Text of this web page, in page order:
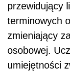
przewidujący
terminowych
zmieniający
osobowej.
umiejętności